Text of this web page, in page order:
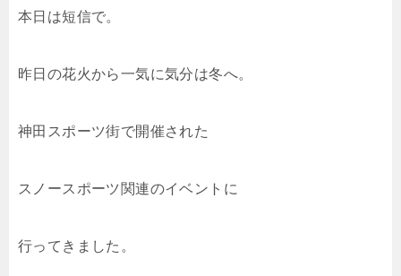
本日は短信で。
昨日の花火から一気に気分は冬へ。
神田スポーツ街で開催された
スノースポーツ関連のイベントに
行ってきました。